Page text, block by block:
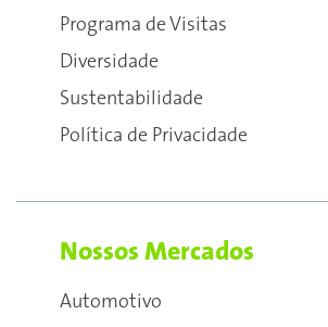
Programa de Visitas
Diversidade
Sustentabilidade
Política de Privacidade
Nossos Mercados
Automotivo